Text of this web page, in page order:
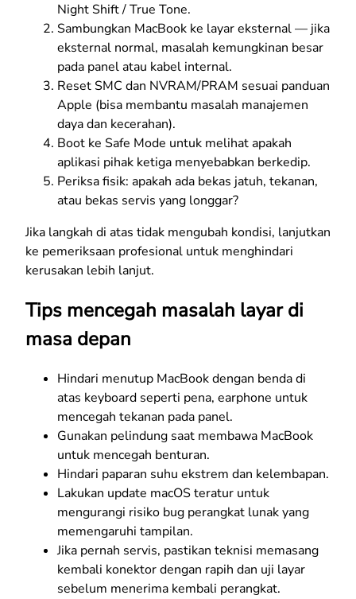
Night Shift / True Tone.
Sambungkan MacBook ke layar eksternal — jika
eksternal normal, masalah kemungkinan besar
pada panel atau kabel internal.
Reset SMC dan NVRAM/PRAM sesuai panduan
Apple (bisa membantu masalah manajemen
daya dan kecerahan).
Boot ke Safe Mode untuk melihat apakah
aplikasi pihak ketiga menyebabkan berkedip.
Periksa fisik: apakah ada bekas jatuh, tekanan,
atau bekas servis yang longgar?
Jika langkah di atas tidak mengubah kondisi, lanjutkan
ke pemeriksaan profesional untuk menghindari
kerusakan lebih lanjut.
Tips mencegah masalah layar di
masa depan
Hindari menutup MacBook dengan benda di
atas keyboard seperti pena, earphone untuk
mencegah tekanan pada panel.
Gunakan pelindung saat membawa MacBook
untuk mencegah benturan.
Hindari paparan suhu ekstrem dan kelembapan.
Lakukan update macOS teratur untuk
mengurangi risiko bug perangkat lunak yang
memengaruhi tampilan.
Jika pernah servis, pastikan teknisi memasang
kembali konektor dengan rapih dan uji layar
sebelum menerima kembali perangkat.